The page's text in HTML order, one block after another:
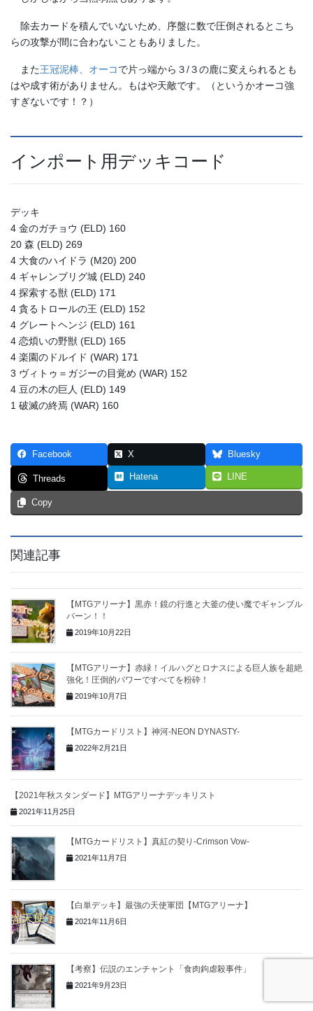
除去カードを積んでいないため、序盤に数で圧倒されるとこち
らの攻撃が間に合わないこともありました。
また王冠泥棒、オーコで片っ端から３/３の鹿に変えられるとも
はや成す術がありません。もはや天敵です。（というかオーコ強
すぎないです！？）
インポート用デッキコード
デッキ
4 金のガチョウ (ELD) 160
20 森 (ELD) 269
4 大食のハイドラ (M20) 200
4 ギャレンブリグ城 (ELD) 240
4 探索する獣 (ELD) 171
4 貪るトロールの王 (ELD) 152
4 グレートヘンジ (ELD) 161
4 恋煩いの野獣 (ELD) 165
4 楽園のドルイド (WAR) 171
3 ヴィトゥ＝ガジーの目覚め (WAR) 152
4 豆の木の巨人 (ELD) 149
1 破滅の終焉 (WAR) 160
Facebook X Bluesky
Threads Hatena LINE
Copy
関連記事
【MTGアリーナ】黒赤！鏡の行進と大釜の使い魔でギャンブル
バーン！！
2019年10月22日
【MTGアリーナ】赤緑！イルハグとロナスによる巨人族を超絶
強化！圧倒的パワーですべてを粉砕！
2019年10月7日
【MTGカードリスト】神河-NEON DYNASTY-
2022年2月21日
【2021年秋スタンダード】MTGアリーナデッキリスト
2021年11月25日
【MTGカードリスト】真紅の契り-Crimson Vow-
2021年11月7日
【白単デッキ】最強の天使軍団【MTGアリーナ】
2021年11月6日
【考察】伝説のエンチャント「食肉鉤虐殺事件」
2021年9月23日